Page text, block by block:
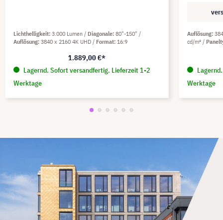
Lichthelligkeit 3.000 Lumen Diagonale 80"-150"
Auflösung 3840 x 2160 4K UHD Format 16:9
1.889,00 €*
Lagernd. Sofort versandfertig. Lieferzeit 1-2
Werktage
Auflösung
cd/m²
Werktage